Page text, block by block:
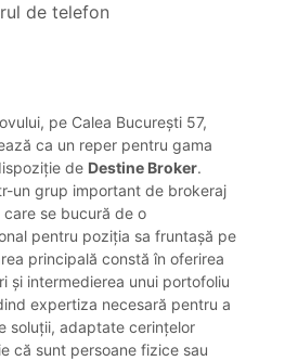
de telefon
pe Calea București 57,
ca un reper pentru gama
de Destine Broker.
un grup important de brokeraj
care se bucură de o
pentru poziția sa fruntașă pe
principală constă în oferirea
și intermedierea unui portofoliu
expertiza necesară pentru a
soluții, adaptate cerințelor
că sunt persoane fizice sau